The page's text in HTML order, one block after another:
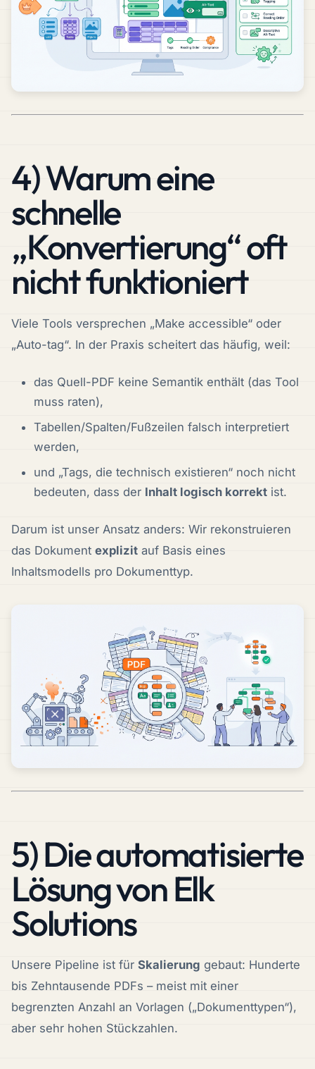
4) Warum eine
schnelle
„Konvertierung“ oft
nicht funktioniert
Viele Tools versprechen „Make accessible“ oder
„Auto-tag“. In der Praxis scheitert das häufig, weil:
das Quell-PDF keine Semantik enthält (das Tool
muss raten),
Tabellen/Spalten/Fußzeilen falsch interpretiert
werden,
und „Tags, die technisch existieren“ noch nicht
bedeuten, dass der Inhalt logisch korrekt ist.
Darum ist unser Ansatz anders: Wir rekonstruieren
das Dokument explizit auf Basis eines
Inhaltsmodells pro Dokumenttyp.
5) Die automatisierte
Lösung von Elk
Solutions
Unsere Pipeline ist für Skalierung gebaut: Hunderte
bis Zehntausende PDFs – meist mit einer
begrenzten Anzahl an Vorlagen („Dokumenttypen“),
aber sehr hohen Stückzahlen.